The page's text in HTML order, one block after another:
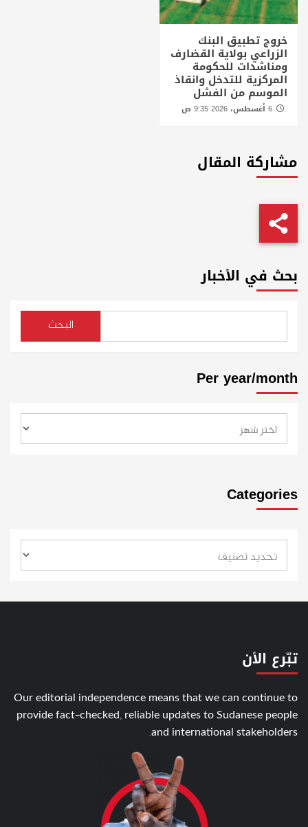
خروج تطبيق البنك
الزراعي بولاية القضارف
ومناشدات للحكومة
المركزية للتدخل وانقاذ
الموسم من الفشل
مشاركة المقال
بحث في الأخبار
البحث
Per year/month
Categories
تبّرع الأن
Our editorial independence means that we can continue to
provide fact-checked, reliable updates to Sudanese people
and international stakeholders.